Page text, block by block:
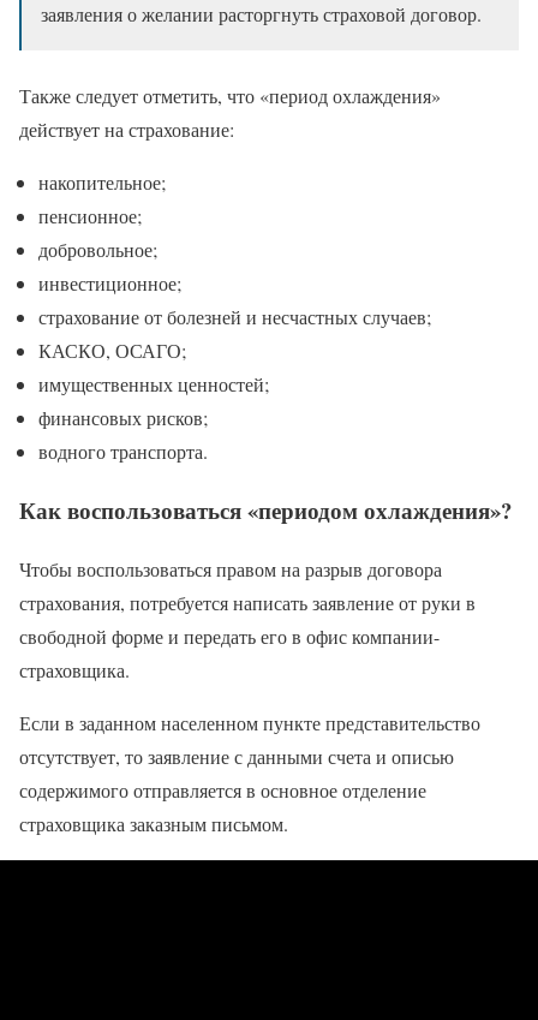
заявления о желании расторгнуть страховой договор.
Также следует отметить, что «период охлаждения»
действует на страхование:
накопительное;
пенсионное;
добровольное;
инвестиционное;
страхование от болезней и несчастных случаев;
КАСКО, ОСАГО;
имущественных ценностей;
финансовых рисков;
водного транспорта.
Как воспользоваться «периодом охлаждения»?
Чтобы воспользоваться правом на разрыв договора
страхования, потребуется написать заявление от руки в
свободной форме и передать его в офис компании-
страховщика.
Если в заданном населенном пункте представительство
отсутствует, то заявление с данными счета и описью
содержимого отправляется в основное отделение
страховщика заказным письмом.